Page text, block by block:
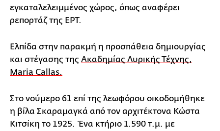
εγκαταλελειμμένος χώρος, όπως αναφέρει
ρεπορτάζ της ΕΡΤ.
Ελπίδα στην παρακμή η προσπάθεια δημιουργίας
και στέγασης της Ακαδημίας Λυρικής Τέχνης,
Maria Callas.
Στο νούμερο 61 επί της λεωφόρου οικοδομήθηκε
η βίλα Σκαραμαγκά από τον αρχιτέκτονα Κώστα
Κιτσίκη το 1925. Ένα κτήριο 1.590 τ.μ. με